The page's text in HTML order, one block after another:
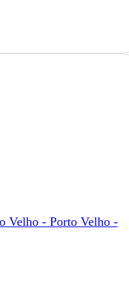
Velho - Porto Velho -